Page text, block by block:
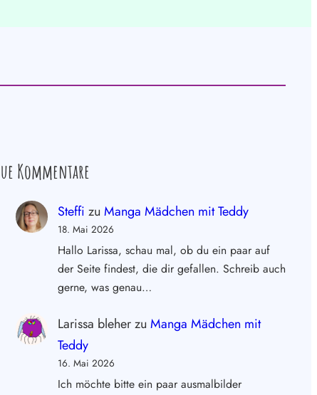
Kommentare
Steffi zu Manga Mädchen mit Teddy
18. Mai 2026
Hallo Larissa, schau mal, ob du ein paar auf
der Seite findest, die dir gefallen. Schreib auch
gerne, was genau…
Larissa bleherzu Manga Mädchen mit
Teddy
16. Mai 2026
Ich möchte bitte ein paar ausmalbilder